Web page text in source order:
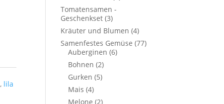
, lila
Tomatensamen -
Geschenkset (3)
Kräuter und Blumen (4)
Samenfestes Gemüse (77)
Auberginen (6)
Bohnen (2)
Gurken (5)
Mais (4)
Melone (2)